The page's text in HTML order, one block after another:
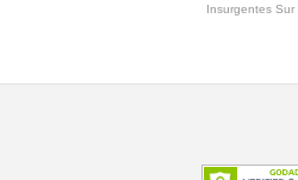
Insurgentes